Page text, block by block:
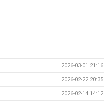
2026-03-01 21:16
2026-02-22 20:35
2026-02-14 14:12